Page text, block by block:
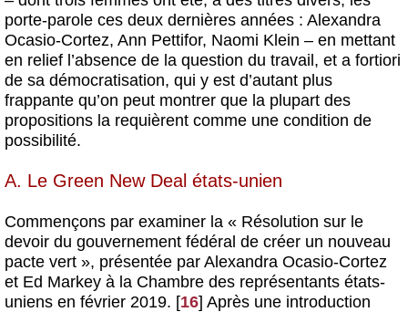
porte-parole ces deux dernières années : Alexandra
Ocasio-Cortez, Ann Pettifor, Naomi Klein – en mettant
en relief l’absence de la question du travail, et a fortiori
de sa démocratisation, qui y est d’autant plus
frappante qu’on peut montrer que la plupart des
propositions la requièrent comme une condition de
possibilité.
A. Le Green New Deal états-unien
Commençons par examiner la « Résolution sur le
devoir du gouvernement fédéral de créer un nouveau
pacte vert », présentée par Alexandra Ocasio-Cortez
et Ed Markey à la Chambre des représentants états-
uniens en février 2019. [16] Après une introduction